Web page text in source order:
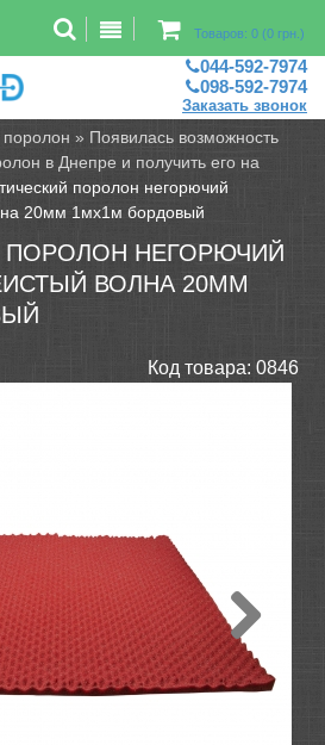
рассчет помещений
Товаров: 0 (0 грн.)
044-592-7974
098-592-7974
Заказать звонок
поролон » Появилась возможность
в Днепре и получить его на
поролон негорючий
20мм 1мх1м бордовый
ПОРОЛОН НЕГОРЮЧИЙ
ВОЛНА 20ММ
Код товара: 0846